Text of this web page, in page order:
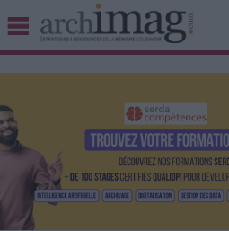
BIBLIOTHÈQUE ÉDITION
UNIVERS DATA
TRAVAIL COLLABORATIF
VIE NUMÉRIQUE
NUMÉRIQUE RESPONSABLE